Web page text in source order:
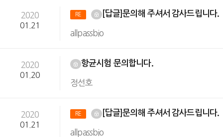
2020
01.21
RE [답글]문의해 주셔서 감사드립니다.
allpassbio
2020
01.20
항균시험 문의합니다.
정선호
2020
01.21
RE [답글]문의해 주셔서 감사드립니다.
allpassbio